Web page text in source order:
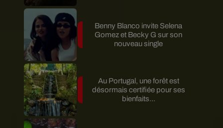
Benny Blanco invite Selena
Gomez et Becky G sur son
nouveau single
Au Portugal, une forêt est
désormais certifiée pour ses
bienfaits...